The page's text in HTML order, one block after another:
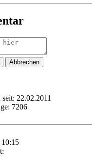
Abbrechen
seit: 22.02.2011
7206
10:15